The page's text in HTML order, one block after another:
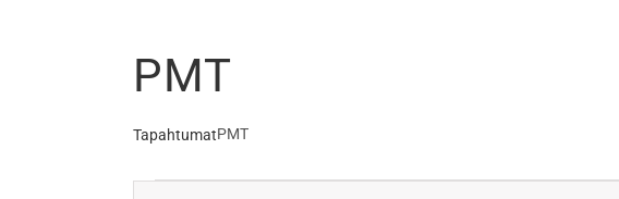
PMT
TapahtumatPMT